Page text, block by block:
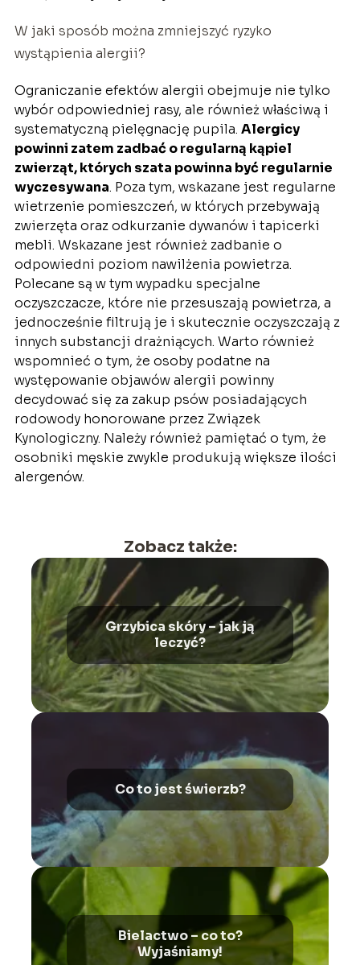
W jaki sposób można zmniejszyć ryzyko
wystąpienia alergii?
Ograniczanie efektów alergii obejmuje nie tylko
wybór odpowiedniej rasy, ale również właściwą i
systematyczną pielęgnację pupila. Alergicy
powinni zatem zadbać o regularną kąpiel
zwierząt, których szata powinna być regularnie
wyczesywana. Poza tym, wskazane jest regularne
wietrzenie pomieszczeń, w których przebywają
zwierzęta oraz odkurzanie dywanów i tapicerki
mebli. Wskazane jest również zadbanie o
odpowiedni poziom nawilżenia powietrza.
Polecane są w tym wypadku specjalne
oczyszczacze, które nie przesuszają powietrza, a
jednocześnie filtrują je i skutecznie oczyszczają z
innych substancji drażniących. Warto również
wspomnieć o tym, że osoby podatne na
występowanie objawów alergii powinny
decydować się za zakup psów posiadających
rodowody honorowane przez Związek
Kynologiczny. Należy również pamiętać o tym, że
osobniki męskie zwykle produkują większe ilości
alergenów.
Zobacz także:
Grzybica skóry – jak ją
leczyć?
Co to jest świerzb?
Bielactwo – co to?
Wyjaśniamy!